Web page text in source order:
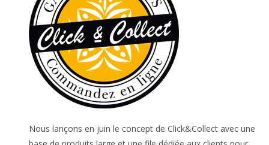
Nous lançons en juin le concept de Click&Collect avec une